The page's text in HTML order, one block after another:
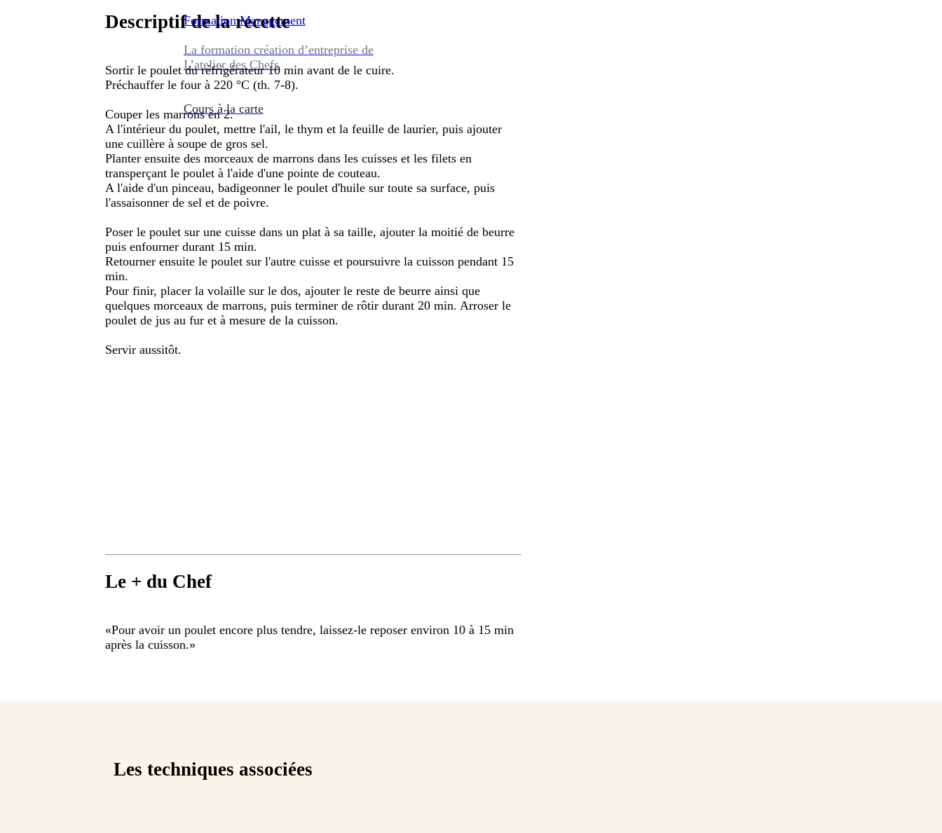
Formation Management
La formation création d’entreprise de
L’atelier des Chefs
Cours à la carte
Descriptif de la recette
Sortir le poulet du réfrigérateur 10 min avant de le cuire.
Préchauffer le four à 220 °C (th. 7-8).
Couper les marrons en 2.
A l'intérieur du poulet, mettre l'ail, le thym et la feuille de laurier, puis ajouter
une cuillère à soupe de gros sel.
Planter ensuite des morceaux de marrons dans les cuisses et les filets en
transperçant le poulet à l'aide d'une pointe de couteau.
A l'aide d'un pinceau, badigeonner le poulet d'huile sur toute sa surface, puis
l'assaisonner de sel et de poivre.
Poser le poulet sur une cuisse dans un plat à sa taille, ajouter la moitié de beurre
puis enfourner durant 15 min.
Retourner ensuite le poulet sur l'autre cuisse et poursuivre la cuisson pendant 15
min.
Pour finir, placer la volaille sur le dos, ajouter le reste de beurre ainsi que
quelques morceaux de marrons, puis terminer de rôtir durant 20 min. Arroser le
poulet de jus au fur et à mesure de la cuisson.
Servir aussitôt.
Le + du Chef
«Pour avoir un poulet encore plus tendre, laissez-le reposer environ 10 à 15 min
après la cuisson.»
Les techniques associées